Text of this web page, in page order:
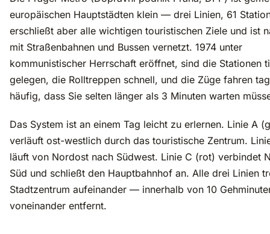
europäischen Hauptstädten klein — drei Linien, 61
erschließt aber alle wichtigen touristischen Ziele und ist
mit Straßenbahnen und Bussen vernetzt. 1974 unter
kommunistischer Herrschaft eröffnet, sind die Stationen
gelegen, die Rolltreppen schnell, und die Züge fahren
häufig, dass Sie selten länger als 3 Minuten warten
Das System ist an einem Tag leicht zu erlernen. Linie A
verläuft ost-westlich durch das touristische Zentrum.
läuft von Nordost nach Südwest. Linie C (rot) verbindet
Süd und schließt den Hauptbahnhof an. Alle drei Linien
Stadtzentrum aufeinander — innerhalb von 10
voneinander entfernt.